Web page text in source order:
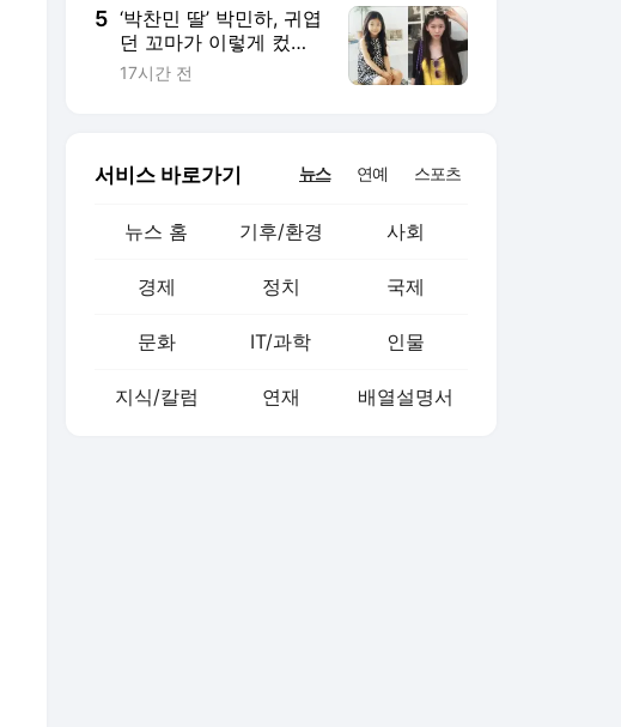
5 ‘박찬민 딸’ 박민하, 귀엽
던 꼬마가 이렇게 컸
네…대학생 근황
17시간 전
서비스 바로가기 뉴스 연예 스포츠
뉴스 홈 기후/환경 사회
경제 정치 국제
문화 IT/과학 인물
지식/칼럼 연재 배열설명서